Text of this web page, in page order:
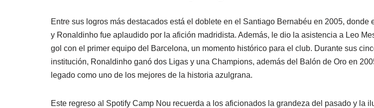
Entre sus logros más destacados está el doblete en el Santiago Bernabéu en 2005, donde
y Ronaldinho fue aplaudido por la afición madridista. Además, le dio la asistencia a Leo
gol con el primer equipo del Barcelona, un momento histórico para el club. Durante sus
institución, Ronaldinho ganó dos Ligas y una Champions, además del Balón de Oro en
legado como uno de los mejores de la historia azulgrana.
Este regreso al Spotify Camp Nou recuerda a los aficionados la grandeza del pasado y la